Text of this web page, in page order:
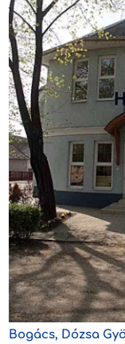
Bogács, Dózsa